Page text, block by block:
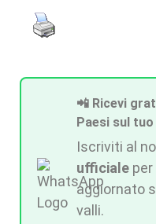
📲 Ricevi
Paesi sul
Iscriviti al
ufficiale
aggiornato
valli.